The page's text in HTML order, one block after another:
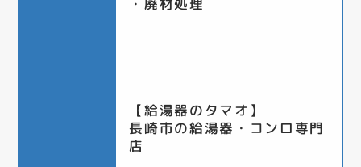
【給湯器のタマオ】
長崎市の給湯器・コンロ専門
店